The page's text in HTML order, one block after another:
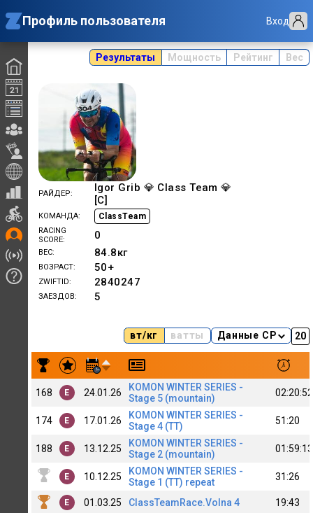
Профиль пользователя Вход
Результаты Мощность Рейтинг Вес
РАЙДЕР
Igor Grib 💎 Class Team 💎
[C]
КОМАНДА ClassTeam
RACING
SCORE
0
ВЕС 84.8кг
ВОЗРАСТ 50+
ZWIFTID 2840247
ЗАЕЗДОВ 5
вт/кг ватты Данные CP
Результаты заездов Igor Grib 💎 Class Team 💎 [C]
168 E 24.01.26
KOMON WINTER SERIES -
Stage 5 (mountain)
02:20:52
174 E 17.01.26
KOMON WINTER SERIES -
Stage 4 (TT)
51:20
188 E 13.12.25
KOMON WINTER SERIES -
Stage 2 (mountain)
01:59:13
E 10.12.25
KOMON WINTER SERIES -
Stage 1 (TT) repeat
31:26
E 01.03.25 ClassTeamRace.Volna 4 19:43